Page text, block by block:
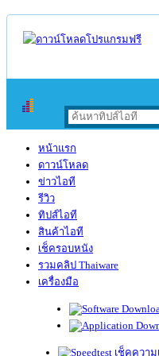
หน้าแรก
ดาวน์โหลด
ข่าวไอที
รีวิว
ทิปส์ไอที
สินค้าไอที
เช็ครอบหนัง
รวมคลิป Thaiware
เครื่องมือ
เช็คความ